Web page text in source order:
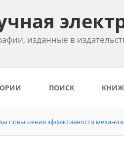
изданные в
ПОИСК
повышения эффективности